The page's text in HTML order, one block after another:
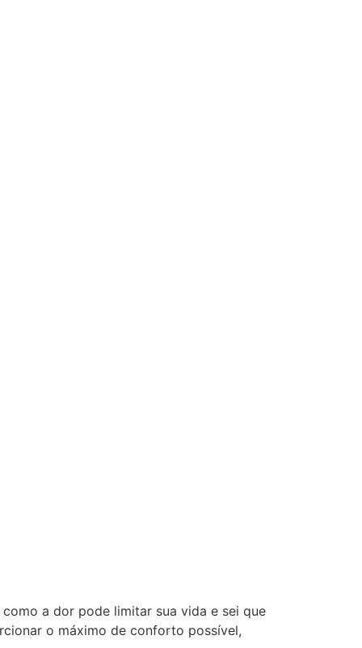
como a dor pode limitar sua vida e sei que
o máximo de conforto possível,